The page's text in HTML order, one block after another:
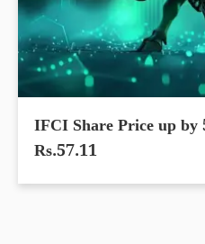
IFCI Share Price up by
Rs.57.11